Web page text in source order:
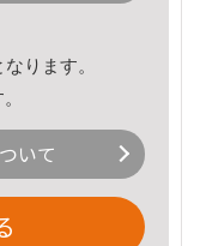
ります。
いて